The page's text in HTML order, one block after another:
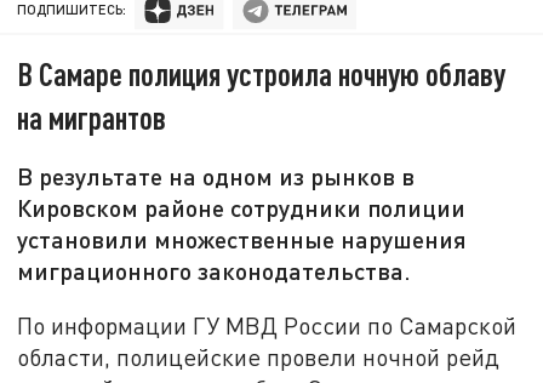
ПОДПИШИТЕСЬ:
В Самаре полиция устроила ночную облаву
на мигрантов
В результате на одном из рынков в
Кировском районе сотрудники полиции
установили множественные нарушения
миграционного законодательства.
По информации ГУ МВД России по Самарской
области, полицейские провели ночной рейд